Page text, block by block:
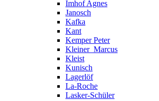
Imhof Agnes
Janosch
Kafka
Kant
Kemper Peter
Kleiner_Marcus
Kleist
Kunisch
Lagerlöf
La-Roche
Lasker-Schüler